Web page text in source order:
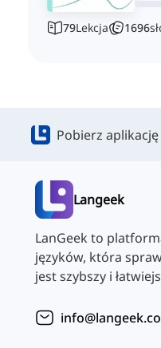
79Lekcja 1696
Pobierz aplikację
Langeek
LanGeek to
języków, która
jest szybszy i
info@langeek.co